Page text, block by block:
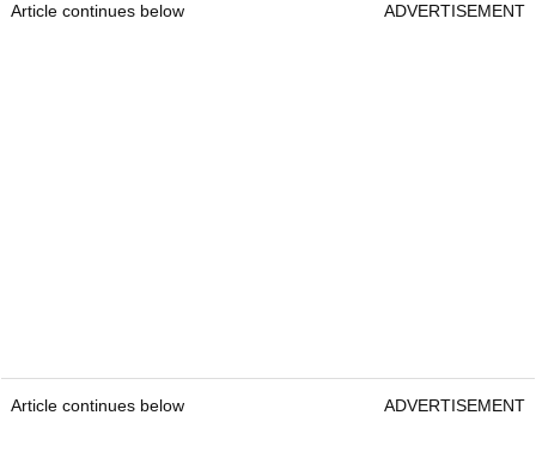
Article continues below ADVERTISEMENT
Article continues below ADVERTISEMENT